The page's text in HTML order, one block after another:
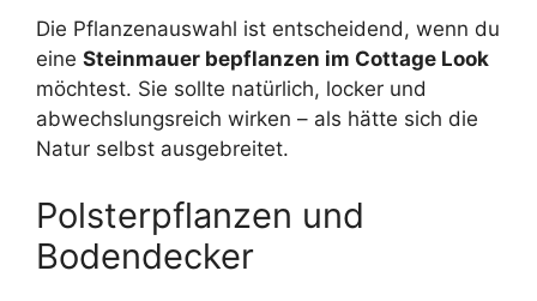
Die Pflanzenauswahl ist entscheidend, wenn du
eine Steinmauer bepflanzen im Cottage Look
möchtest. Sie sollte natürlich, locker und
abwechslungsreich wirken – als hätte sich die
Natur selbst ausgebreitet.
Polsterpflanzen und
Bodendecker